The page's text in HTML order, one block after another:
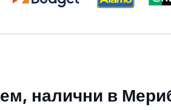
налични в